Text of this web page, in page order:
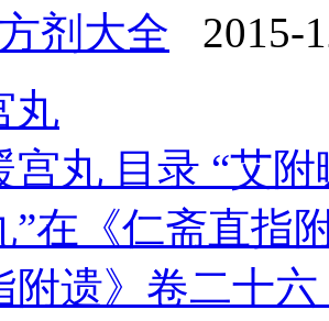
方剂大全
2015-
丸
宫丸 目录 “艾
”在《仁斋直指
附遗》卷二十